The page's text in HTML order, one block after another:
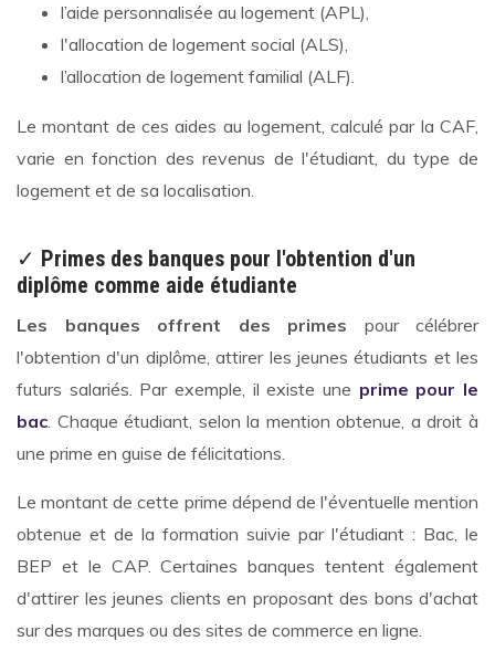
l’aide personnalisée au logement (APL),
l'allocation de logement social (ALS),
l’allocation de logement familial (ALF).
Le montant de ces aides au logement, calculé par la CAF,
varie en fonction des revenus de l'étudiant, du type de
logement et de sa localisation.
✓ Primes des banques pour l'obtention d'un
diplôme comme aide étudiante
Les banques offrent des primes pour célébrer
l'obtention d'un diplôme, attirer les jeunes étudiants et les
futurs salariés. Par exemple, il existe une prime pour le
bac. Chaque étudiant, selon la mention obtenue, a droit à
une prime en guise de félicitations.
Le montant de cette prime dépend de l'éventuelle mention
obtenue et de la formation suivie par l'étudiant : Bac, le
BEP et le CAP. Certaines banques tentent également
d'attirer les jeunes clients en proposant des bons d'achat
sur des marques ou des sites de commerce en ligne.